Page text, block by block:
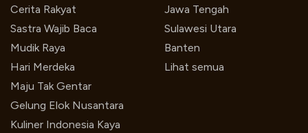
Cerita Rakyat
Sastra Wajib Baca
Mudik Raya
Hari Merdeka
Maju Tak Gentar
Gelung Elok Nusantara
Kuliner Indonesia Kaya
Jawa Tengah
Sulawesi Utara
Banten
Lihat semua